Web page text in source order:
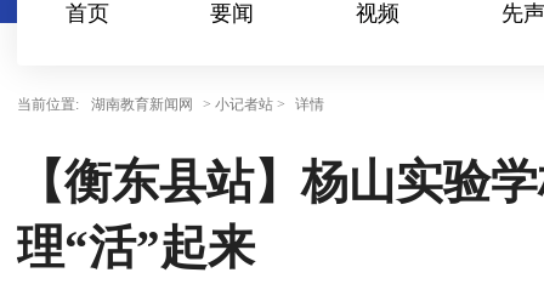
首页 要闻 视频 先声
当前位置: 湖南教育新闻网 > 小记者站 > 详情
【衡东县站】杨山实验
理“活”起来